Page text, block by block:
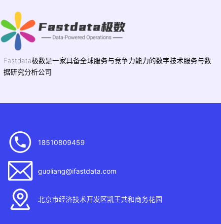
Fastdata极数是一家具备全球服务与竞争力能力的数字技术服务与数
据研究分析公司
18510809459
guoliang@ifastdata.com
北京市经济技术开发区凯王共和商务花园